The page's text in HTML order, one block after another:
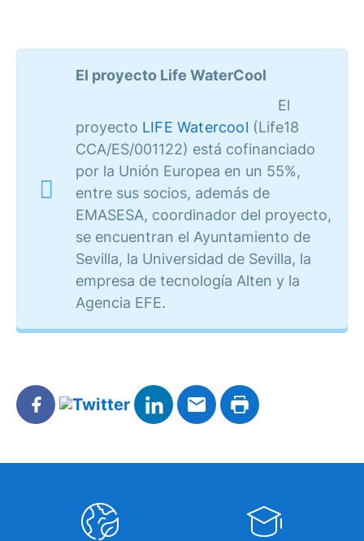
El proyecto Life WaterCool
El
proyecto LIFE Watercool (Life18
CCA/ES/001122) está cofinanciado
por la Unión Europea en un 55%,
entre sus socios, además de
EMASESA, coordinador del proyecto,
se encuentran el Ayuntamiento de
Sevilla, la Universidad de Sevilla, la
empresa de tecnología Alten y la
Agencia EFE.